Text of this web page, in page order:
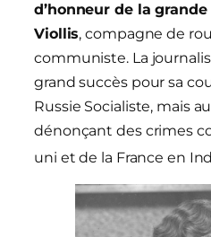
d’honneur de la
Viollis, compagne de
communiste. La
grand succès pour sa
Russie Socialiste, mais
dénonçant des crimes
uni et de la France en